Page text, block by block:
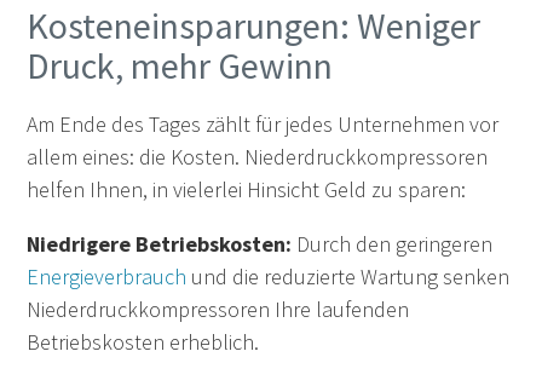
Kosteneinsparungen: Weniger
Druck, mehr Gewinn
Am Ende des Tages zählt für jedes Unternehmen vor
allem eines: die Kosten. Niederdruckkompressoren
helfen Ihnen, in vielerlei Hinsicht Geld zu sparen:
Niedrigere Betriebskosten: Durch den geringeren
Energieverbrauch und die reduzierte Wartung senken
Niederdruckkompressoren Ihre laufenden
Betriebskosten erheblich.